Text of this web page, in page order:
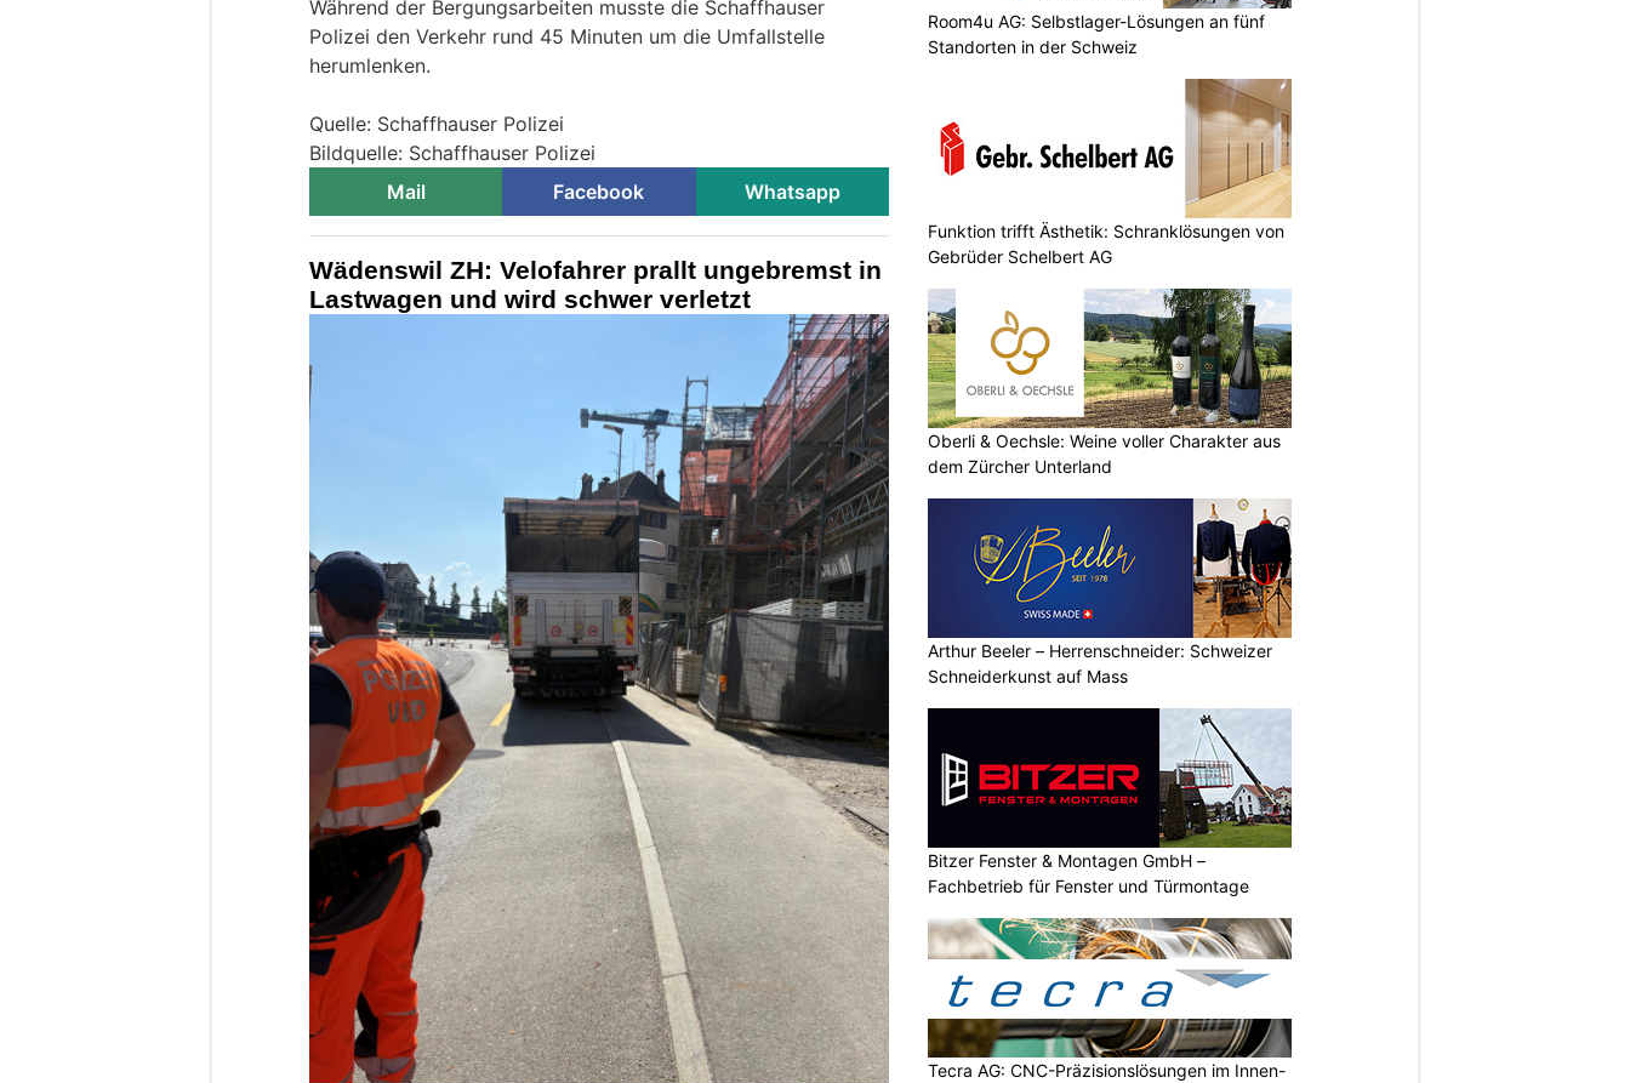
Während der Bergungsarbeiten musste die Schaffhauser
Polizei den Verkehr rund 45 Minuten um die Umfallstelle
herumlenken.
Quelle: Schaffhauser Polizei
Bildquelle: Schaffhauser Polizei
Mail
Facebook Whatsapp
Wädenswil ZH: Velofahrer prallt ungebremst in
Lastwagen und wird schwer verletzt
Room4u AG: Selbstlager-Lösungen an fünf
Standorten in der Schweiz
Funktion trifft Ästhetik: Schranklösungen von
Gebrüder Schelbert AG
Oberli & Oechsle: Weine voller Charakter aus
dem Zürcher Unterland
Arthur Beeler – Herrenschneider: Schweizer
Schneiderkunst auf Mass
Bitzer Fenster & Montagen GmbH –
Fachbetrieb für Fenster und Türmontage
Tecra AG: CNC-Präzisionslösungen im Innen-